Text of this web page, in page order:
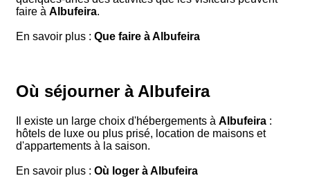
faire à Albufeira.
En savoir plus : Que faire à Albufeira
Où séjourner à Albufeira
Il existe un large choix d'hébergements à Albufeira :
hôtels de luxe ou plus prisé, location de maisons et
d'appartements à la saison.
En savoir plus : Où loger à Albufeira